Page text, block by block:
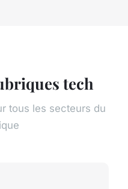
tech
tous les secteurs du